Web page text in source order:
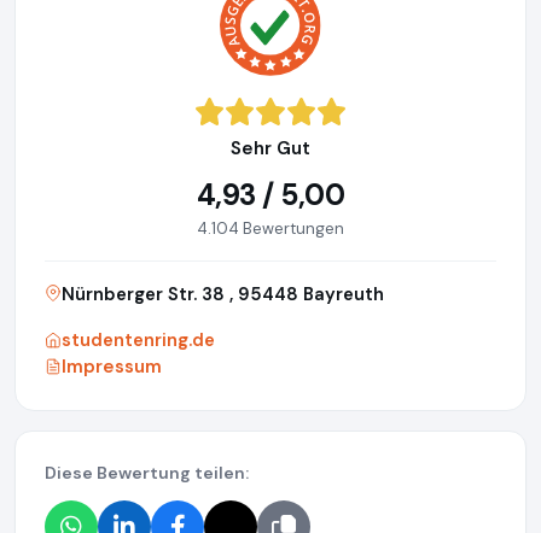
Sehr Gut
4,93 / 5,00
4.104 Bewertungen
Nürnberger Str. 38 , 95448 Bayreuth
studentenring.de
Impressum
Diese Bewertung teilen: